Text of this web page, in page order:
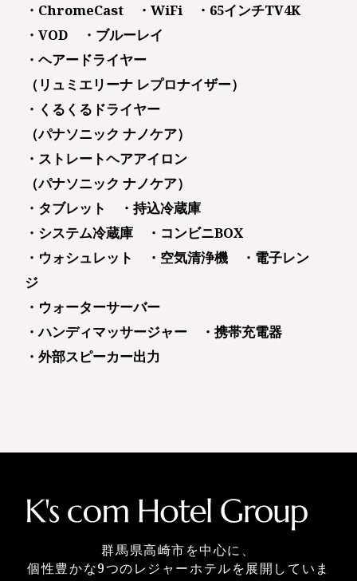
・ChromeCast ・WiFi ・65インチTV4K
・VOD ・ブルーレイ
・ヘアードライヤー
（リュミエリーナ レプロナイザー）
・くるくるドライヤー
（パナソニック ナノケア）
・ストレートヘアアイロン
（パナソニック ナノケア）
・タブレット ・持込冷蔵庫
・システム冷蔵庫 ・コンビニBOX
・ウォシュレット ・空気清浄機 ・電子レン
ジ
・ウォーターサーバー
・ハンディマッサージャー ・携帯充電器
・外部スピーカー出力
群馬県高崎市を中心に、
個性豊かな9つのレジャーホテルを展開していま